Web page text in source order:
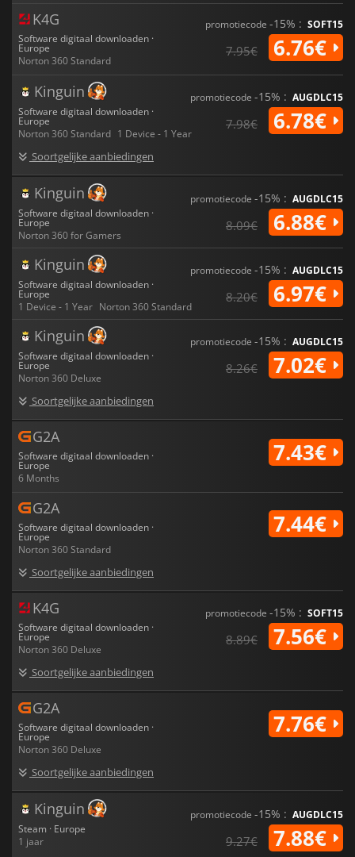
K4G
Software digitaal downloaden ·
Europe
Norton 360 Standard
promotiecode -15% : SOFT15
7.95€ 6.76€
Kinguin
Software digitaal downloaden ·
Europe
Norton 360 Standard 1 Device - 1 Year
Soortgelijke aanbiedingen
promotiecode -15% : AUGDLC15
7.98€ 6.78€
Kinguin
Software digitaal downloaden ·
Europe
Norton 360 for Gamers
promotiecode -15% : AUGDLC15
8.09€ 6.88€
Kinguin
Software digitaal downloaden ·
Europe
1 Device - 1 Year Norton 360 Standard
promotiecode -15% : AUGDLC15
8.20€ 6.97€
Kinguin
Software digitaal downloaden ·
Europe
Norton 360 Deluxe
Soortgelijke aanbiedingen
promotiecode -15% : AUGDLC15
8.26€ 7.02€
G2A
Software digitaal downloaden ·
Europe
6 Months
7.43€
G2A
Software digitaal downloaden ·
Europe
Norton 360 Standard
Soortgelijke aanbiedingen
7.44€
K4G
Software digitaal downloaden ·
Europe
Norton 360 Deluxe
Soortgelijke aanbiedingen
promotiecode -15% : SOFT15
8.89€ 7.56€
G2A
Software digitaal downloaden ·
Europe
Norton 360 Deluxe
Soortgelijke aanbiedingen
7.76€
Kinguin
Steam · Europe
1 jaar
promotiecode -15% : AUGDLC15
9.27€ 7.88€